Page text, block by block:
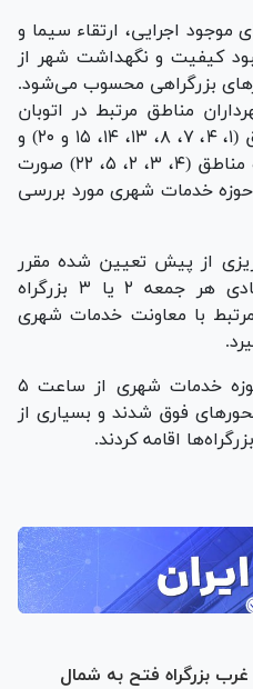
موجود اجرایی، ارتقاء سیما و
کیفیت و نگهداشت شهر از
بزرگراهی محسوب می‌شود.
مناطق مرتبط در اتوبان
امام علی (ع) در محدوده مناطق (۱، ۴، ۷، ۸، ۱۳، ۱۴، ۱۵ و ۲۰) و
اتوبان شهید همت در محدوده مناطق (۴، ۳، ۲، ۵، ۲۲) صورت
خدمات شهری مورد بررسی
از پیش تعیین شده مقرر
شده است در یک اقدام جهادی هر جمعه ۲ یا ۳ بزرگراه
با معاونت خدمات شهری
لازم به ذکر است؛ نیرو‌های حوزه خدمات شهری از ساعت ۵
فوق شدند و بسیاری از
اقامه کردند.
بزرگراه فتح به شمال